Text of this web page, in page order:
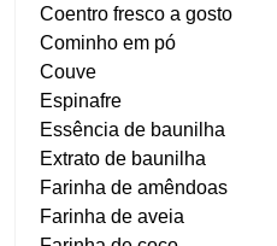
Coentro fresco a gosto
Cominho em pó
Couve
Espinafre
Essência de baunilha
Extrato de baunilha
Farinha de amêndoas
Farinha de aveia